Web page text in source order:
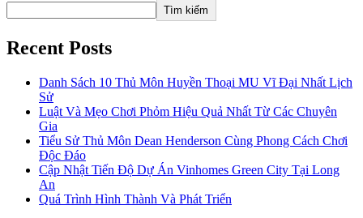
Tìm kiếm
Recent Posts
Danh Sách 10 Thủ Môn Huyền Thoại MU Vĩ Đại Nhất Lịch
Sử
Luật Và Mẹo Chơi Phỏm Hiệu Quả Nhất Từ Các Chuyên
Gia
Tiểu Sử Thủ Môn Dean Henderson Cùng Phong Cách Chơi
Độc Đáo
Cập Nhật Tiến Độ Dự Án Vinhomes Green City Tại Long
An
Quá Trình Hình Thành Và Phát Triển